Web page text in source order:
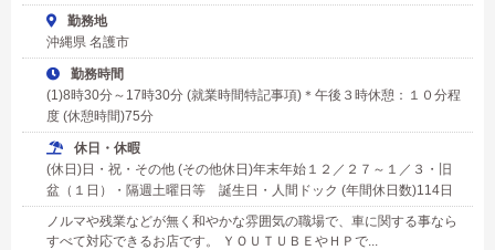
勤務地
沖縄県 名護市
勤務時間
(1)8時30分～17時30分 (就業時間特記事項)＊午後３時休憩：１０分程
度 (休憩時間)75分
休日・休暇
(休日)日・祝・その他 (その他休日)年末年始１２／２７～１／３・旧
盆（１日）・隔週土曜日等 誕生日・人間ドック (年間休日数)114日
ノルマや残業などが無く和やかな雰囲気の職場で、車に関する事なら
すべて対応できるお店です。 ＹＯＵＴＵＢＥやＨＰで...